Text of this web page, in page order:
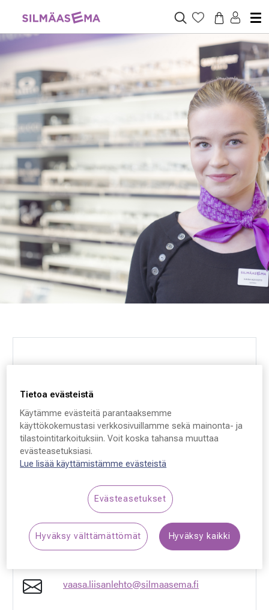
Silmäasema Vaasa, Liisanlehto
Elementtitehtaantie 1
65380, Vaasa
Finland
Ota yhteyttä
0207 608 674
vaasa.liisanlehto@silmaasema.fi
Tietoa evästeistä
Käytämme evästeitä parantaaksemme
käyttökokemustasi verkkosivuillamme sekä mainonta- ja
tilastointitarkoituksiin. Voit koska tahansa muuttaa
evästeasetuksiasi.
Lue lisää käyttämistämme evästeistä
Evästeasetukset
Hyväksy välttämättömät Hyväksy kaikki